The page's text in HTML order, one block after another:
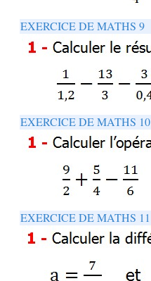
EXERCICE DE MATHS 9
EXERCICE DE MATHS 10
EXERCICE DE MATHS 11